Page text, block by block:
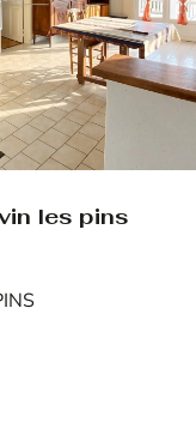
les pins